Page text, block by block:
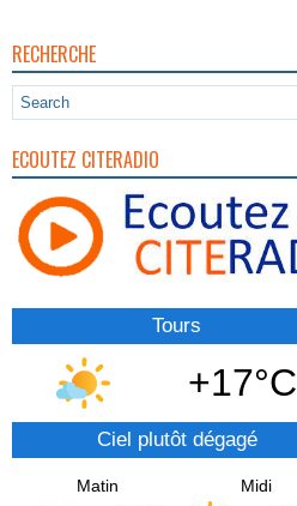
RECHERCHE
ECOUTEZ CITERADIO
Tours
+17°C
Ciel plutôt dégagé
Matin Midi